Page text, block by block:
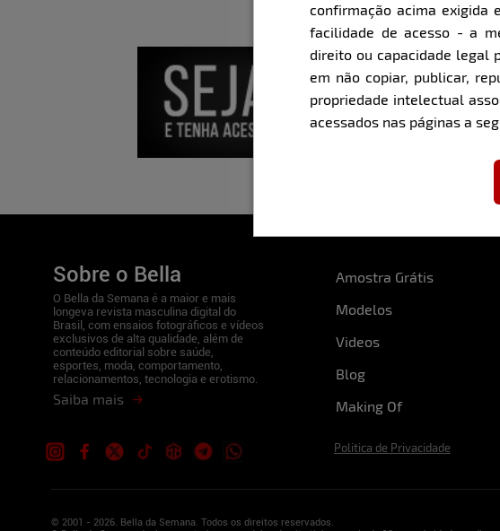
confirmação acima exigida
facilidade de acesso - a
direito ou capacidade legal
em não copiar, publicar,
propriedade intelectual
acessados nas páginas a
Sobre o Bella
O Bella da Semana é a maior e mais
longeva revista masculina digital do
Brasil, com ensaios fotográficos e vídeos
exclusivos de alta qualidade, além de
conteúdo editorial sobre saúde,
esportes, moda, comportamento,
relacionamentos, tecnologia e erotismo.
Saiba mais
Amostra Grátis
Modelos
Videos
Blog
Making Of
Politica de Privacidade
© 2001 - 2026. Bella da Semana. Todos os direitos reservados.